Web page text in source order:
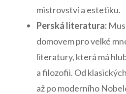
mistrovství a estetiku.
Perská ‍literatura:
domovem⁢ pro velké
literatury, která má
a filozofii. Od‍
až po moderního⁤